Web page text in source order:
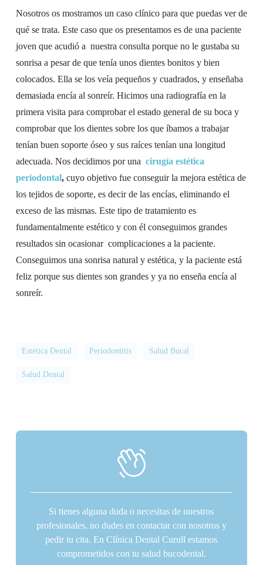
Nosotros os mostramos un caso clínico para que puedas ver de
qué se trata. Este caso que os presentamos es de una paciente
joven que acudió a nuestra consulta porque no le gustaba su
sonrisa a pesar de que tenía unos dientes bonitos y bien
colocados. Ella se los veía pequeños y cuadrados, y enseñaba
demasiada encía al sonreír. Hicimos una radiografía en la
primera visita para comprobar el estado general de su boca y
comprobar que los dientes sobre los que íbamos a trabajar
tenían buen soporte óseo y sus raíces tenían una longitud
adecuada. Nos decidimos por una cirugía estética
periodontal,cuyo objetivo fue conseguir la mejora estética de
los tejidos de soporte, es decir de las encías, eliminando el
exceso de las mismas. Este tipo de tratamiento es
fundamentalmente estético y con él conseguimos grandes
resultados sin ocasionar complicaciones a la paciente.
Conseguimos una sonrisa natural y estética, y la paciente está
feliz porque sus dientes son grandes y ya no enseña encía al
sonreír.
Estética Dental Periodontitis Salud Bucal
Salud Dental
Si tienes alguna duda o necesitas de nuestros
profesionales, no dudes en contactar con nosotros y
pedir tu cita. En Clínica Dental Curull estamos
comprometidos con tu salud bucodental.